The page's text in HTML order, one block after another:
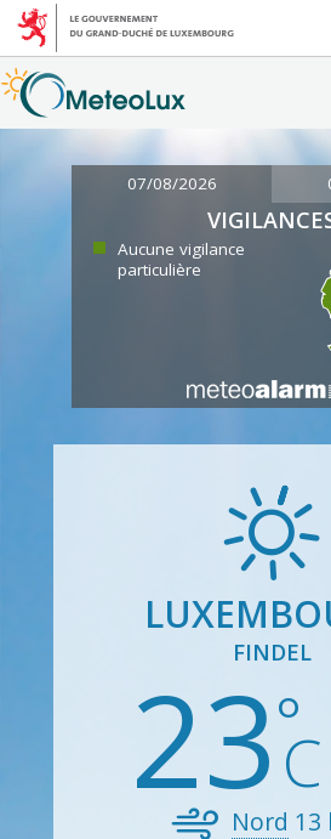
07/08/2026
Aucune vigilance
particulière
FINDEL
23
Nord 13